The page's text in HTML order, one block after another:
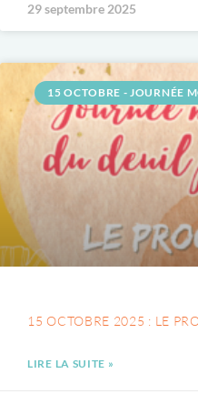
29 septembre 2025
15 OCTOBRE - JOURNÉE
15 OCTOBRE 2025 : LE
LIRE LA SUITE »